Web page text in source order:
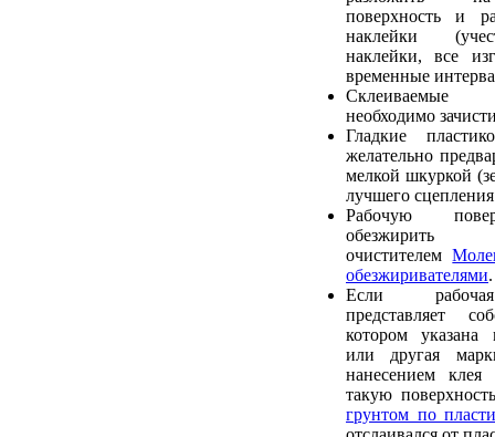
поверхность и
наклейки
наклейки, все
временные
необходимо
Гладкие
желательно
мелкой шкуркой
лучшего
Рабочую
обезжирить
очистителем
обезжиривателями.
Если
представляет
котором указана
или другая
нанесением клея
такую
грунтом по